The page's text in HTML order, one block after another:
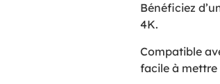
Bénéficiez
4K.
Compatible
facile à mettre